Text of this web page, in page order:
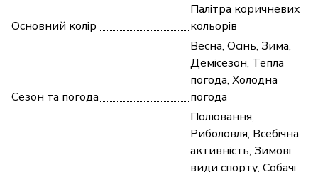
Основний колір
Палітра коричневих
кольорів
Сезон та погода
Весна, Осінь, Зима,
Демісезон, Тепла
погода, Холодна
погода
Полювання,
Риболовля, Всебічна
активність, Зимові
види спорту, Собачі